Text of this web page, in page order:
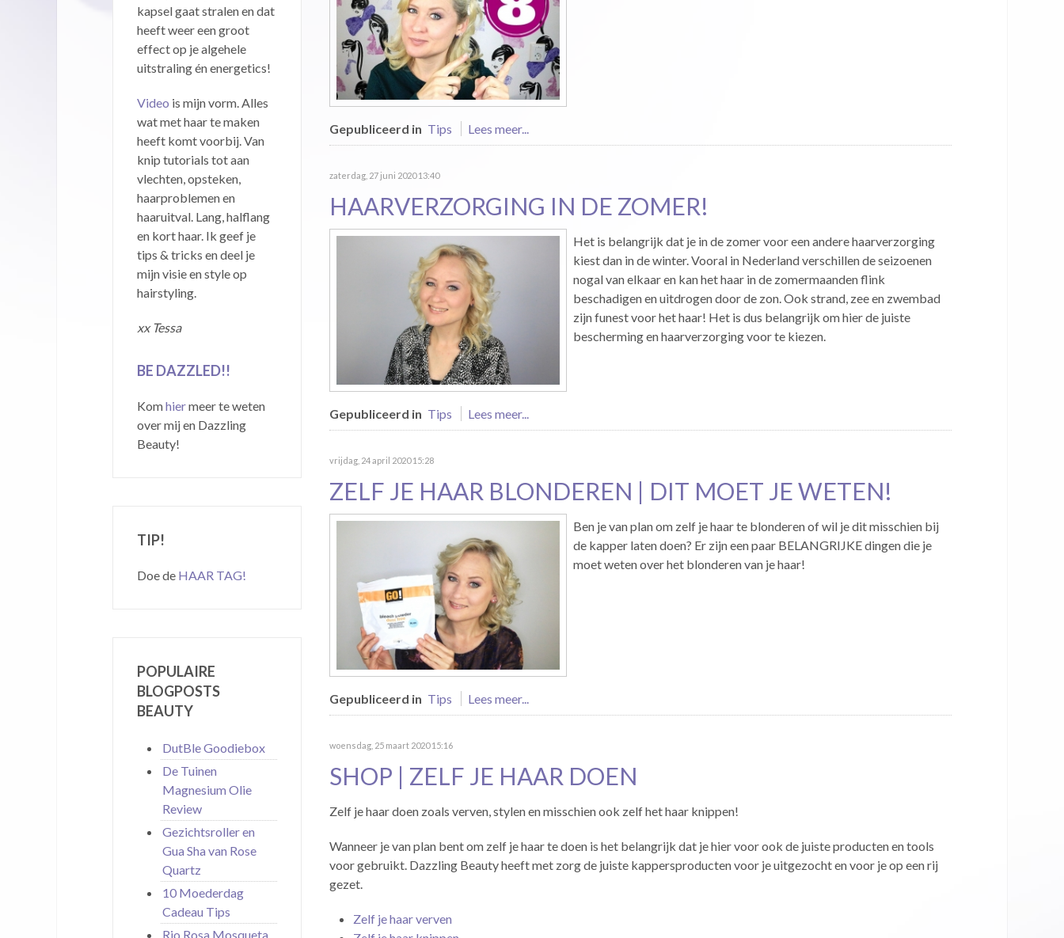
Gepubliceerd in Tips Lees meer...
zaterdag, 27 juni 2020 13:40
HAARVERZORGING IN DE ZOMER!
Het is belangrijk dat je in de zomer voor een andere haarverzorging
kiest dan in de winter. Vooral in Nederland verschillen de seizoenen
nogal van elkaar en kan het haar in de zomermaanden flink
beschadigen en uitdrogen door de zon. Ook strand, zee en zwembad
zijn funest voor het haar! Het is dus belangrijk om hier de juiste
bescherming en haarverzorging voor te kiezen.
Gepubliceerd in Tips Lees meer...
vrijdag, 24 april 2020 15:28
ZELF JE HAAR BLONDEREN | DIT MOET JE WETEN!
Ben je van plan om zelf je haar te blonderen of wil je dit misschien bij
de kapper laten doen? Er zijn een paar BELANGRIJKE dingen die je
moet weten over het blonderen van je haar!
Gepubliceerd in Tips Lees meer...
woensdag, 25 maart 2020 15:16
SHOP | ZELF JE HAAR DOEN
Zelf je haar doen zoals verven, stylen en misschien ook zelf het haar knippen!
Wanneer je van plan bent om zelf je haar te doen is het belangrijk dat je hier voor ook de juiste producten en tools
voor gebruikt. Dazzling Beauty heeft met zorg de juiste kappersproducten voor je uitgezocht en voor je op een rij
gezet.
Zelf je haar verven
kapsel gaat stralen en dat
heeft weer een groot
effect op je algehele
uitstraling én energetics!
Video is mijn vorm. Alles
wat met haar te maken
heeft komt voorbij. Van
knip tutorials tot aan
vlechten, opsteken,
haarproblemen en
haaruitval. Lang, halflang
en kort haar. Ik geef je
tips & tricks en deel je
mijn visie en style op
hairstyling.
xx Tessa
BE DAZZLED!!
Komhiermeer te weten
over mij en Dazzling
Beauty!
TIP!
Doe de HAAR TAG!
POPULAIRE
BLOGPOSTS
BEAUTY
DutBle Goodiebox
De Tuinen
Magnesium Olie
Review
Gezichtsroller en
Gua Sha van Rose
Quartz
10 Moederdag
Cadeau Tips
Rio Rosa Mosqueta